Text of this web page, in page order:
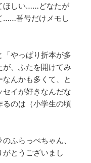
ほしい……どなたが
……番号だけメモし
やっぱり折本が多
、ふたを開けてみ
んかも多くて、と
イが好きなんだな
のは（小学生の頃
ふらっぺちゃん、
とうございまし